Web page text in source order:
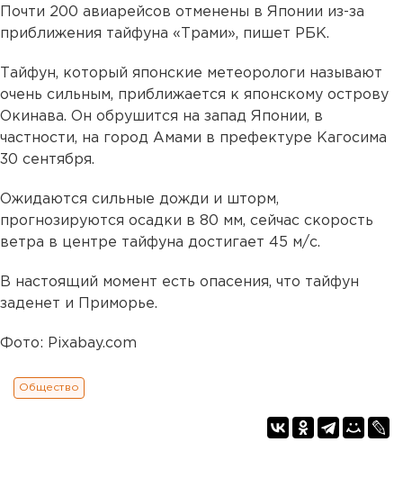
Почти 200 авиарейсов отменены в Японии из-за
приближения тайфуна «Трами», пишет РБК.
Тайфун, который японские метеорологи называют
очень сильным, приближается к японскому острову
Окинава. Он обрушится на запад Японии, в
частности, на город Амами в префектуре Кагосима
30 сентября.
Ожидаются сильные дожди и шторм,
прогнозируются осадки в 80 мм, сейчас скорость
ветра в центре тайфуна достигает 45 м/с.
В настоящий момент есть опасения, что тайфун
заденет и Приморье.
Фото: Pixabay.com
Общество